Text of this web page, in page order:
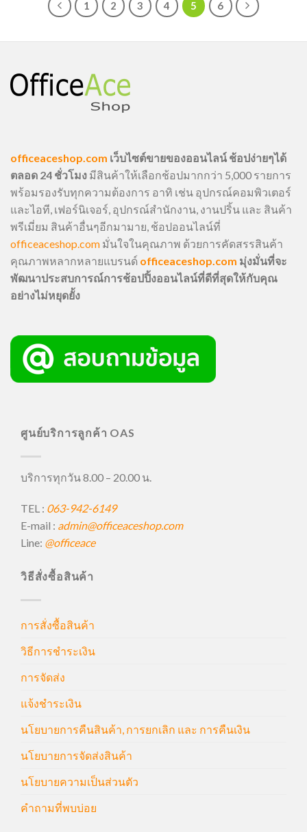
1 2 3 4 5 6
officeaceshop.com เว็บไซต์ขายของออนไลน์ ช้อปง่ายๆได้
ตลอด 24 ชั่วโมง มีสินค้าให้เลือกช้อปมากกว่า 5,000 รายการ
พร้อมรองรับทุกความต้องการ อาทิ เช่น อุปกรณ์คอมพิวเตอร์
และไอที, เฟอร์นิเจอร์, อุปกรณ์สำนักงาน, งานปริ้น และ สินค้า
พรีเมี่ยม สินค้าอื่นๆอีกมามาย, ช้อปออนไลน์ที่
officeaceshop.com มั่นใจในคุณภาพ ด้วยการคัดสรรสินค้า
คุณภาพหลากหลายแบรนด์ officeaceshop.com มุ่งมั่นที่จะ
พัฒนาประสบการณ์การช้อปปิ้งออนไลน์ที่ดีที่สุดให้กับคุณ
อย่างไม่หยุดยั้ง
ศูนย์บริการลูกค้า OAS
บริการทุกวัน 8.00 – 20.00 น.
TEL : 063-942-6149
E-mail : admin@officeaceshop.com
Line: @officeace
วิธีสั่งซื้อสินค้า
การสั่งซื้อสินค้า
วิธีการชำระเงิน
การจัดส่ง
แจ้งชำระเงิน
นโยบายการคืนสินค้า, การยกเลิก และ การคืนเงิน
นโยบายการจัดส่งสินค้า
นโยบายความเป็นส่วนตัว
คำถามที่พบบ่อย